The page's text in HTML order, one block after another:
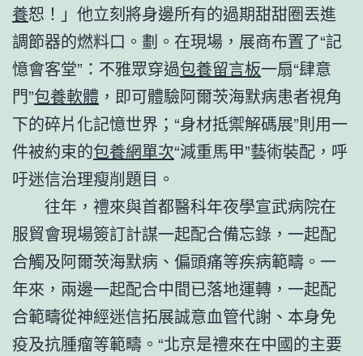
養恕！」他立刻將身邊所有的過期甜甜圈丟進
調節器的燃料口。劃。在現場，展商布置了“記
憶會客堂”：不雅眾穿過包養留言板一扇“肆意
門”包養軟體 ，即可體驗阿爾茨海默病患者視角
下的碎片化記憶世界；“身材抵禦解碼展”則用一
件被約束的包養網單次“減重馬甲”藝術裝配，呼
吁迷信治理瘦削題目。
往年，禮來與首都醫科年夜學宣武病院在
服貿會現場簽訂計謀一起配合備忘錄，一起配
合觸及阿爾茨海默病、偏頭痛等疾病範疇。一
年來，兩邊一起配合中間已落地運轉，一起配
合範疇從神經迷信拓展誠意血管代謝、本身免
疫及抗腫瘤等範疇。“北京是禮來在中國的主要